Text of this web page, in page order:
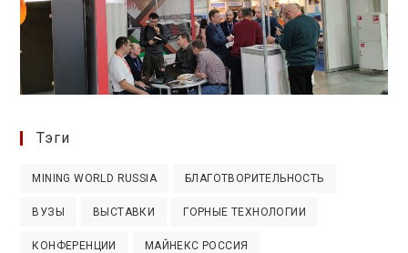
Тэги
MINING WORLD RUSSIA БЛАГОТВОРИТЕЛЬНОСТЬ
ВУЗЫ ВЫСТАВКИ ГОРНЫЕ ТЕХНОЛОГИИ
КОНФЕРЕНЦИИ МАЙНЕКС РОССИЯ